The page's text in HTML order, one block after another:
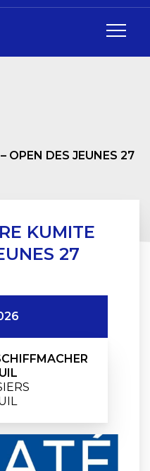
OPEN DES JEUNES 27
KUMITE
27